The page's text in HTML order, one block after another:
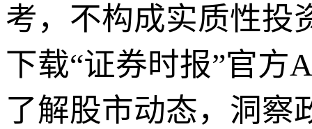
考，不构成实质性投
下载“证券时报”官方
了解股市动态，洞察